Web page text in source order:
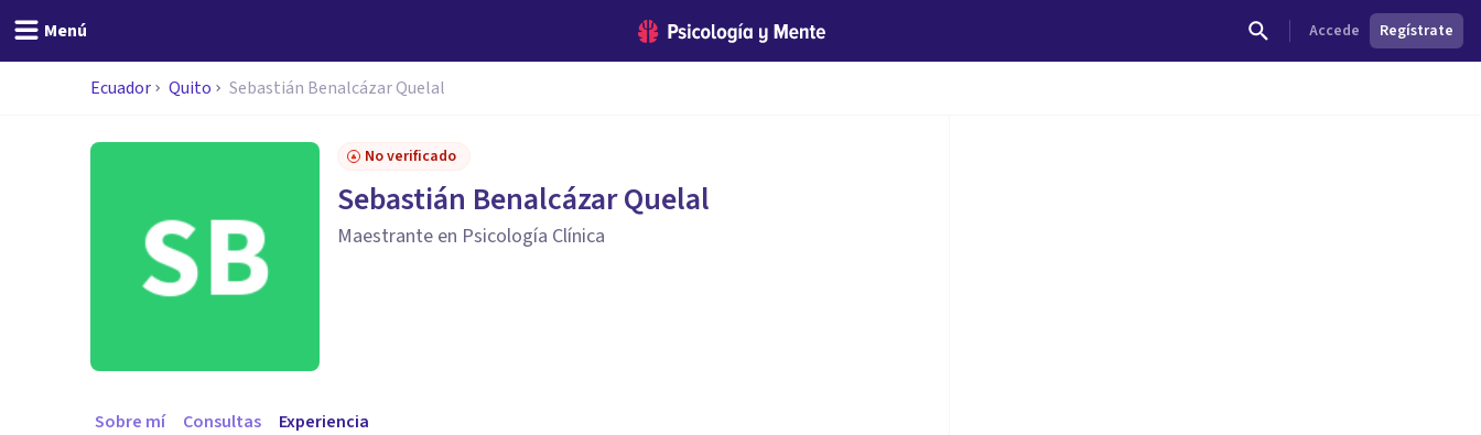
Menú Accede Regístrate
Ecuador Quito Sebastián Benalcázar Quelal
No verificado
Sebastián Benalcázar Quelal
Maestrante en Psicología Clínica
Sobre mí Consultas Experiencia